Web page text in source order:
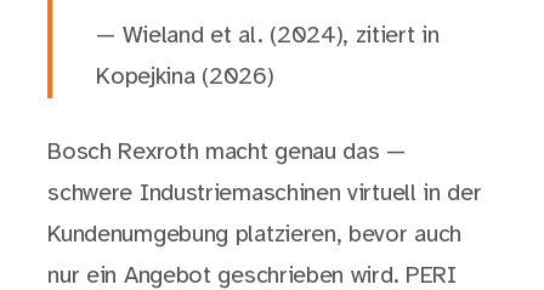
— Wieland et al. (2024), zitiert in
Kopejkina (2026)
Bosch Rexroth macht genau das —
schwere Industriemaschinen virtuell in der
Kundenumgebung platzieren, bevor auch
nur ein Angebot geschrieben wird. PERI